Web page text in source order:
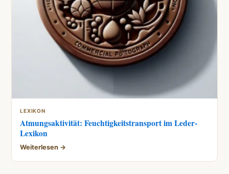
LEXIKON
Atmungsaktivität: Feuchtigkeitstransport im Leder-
Lexikon
Weiterlesen →